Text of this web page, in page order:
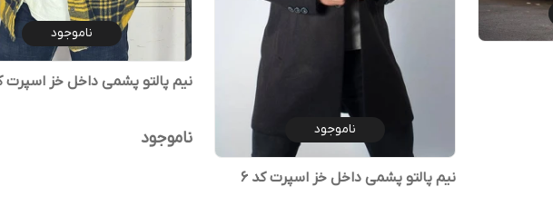
ناموجود
نیم پالتو پشمی داخل خز اسپرت کد ۶
ناموجود
نیم پالتو پشمی داخل خز اسپرت
ناموجود